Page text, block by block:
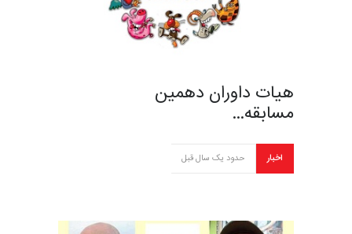
هیات داوران دهمین
مسابقه…
اخبار حدود یک سال قبل